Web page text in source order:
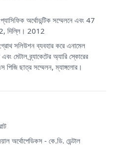
অর্থোডন্টিক সম্মেলনে এবং 47
দিল্লি। 2012
সলিউশন ব্যবহার করে এনামেল
মেটাল ব্র্যাকেটের অ্যারি স্কোরের
ছাত্র সম্মেলন, ম্যাঙ্গলোর।
অর্থোপেডিকস - কে.ডি. ডেন্টাল